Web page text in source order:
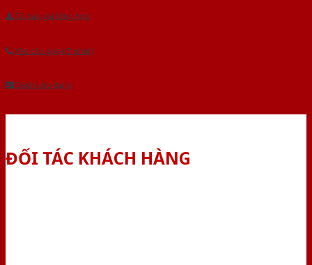
Tải báo giá tổng hợp
Yêu cầu gọi lại (3 phút)
Dành cho đại lý
ĐỐI TÁC KHÁCH HÀNG